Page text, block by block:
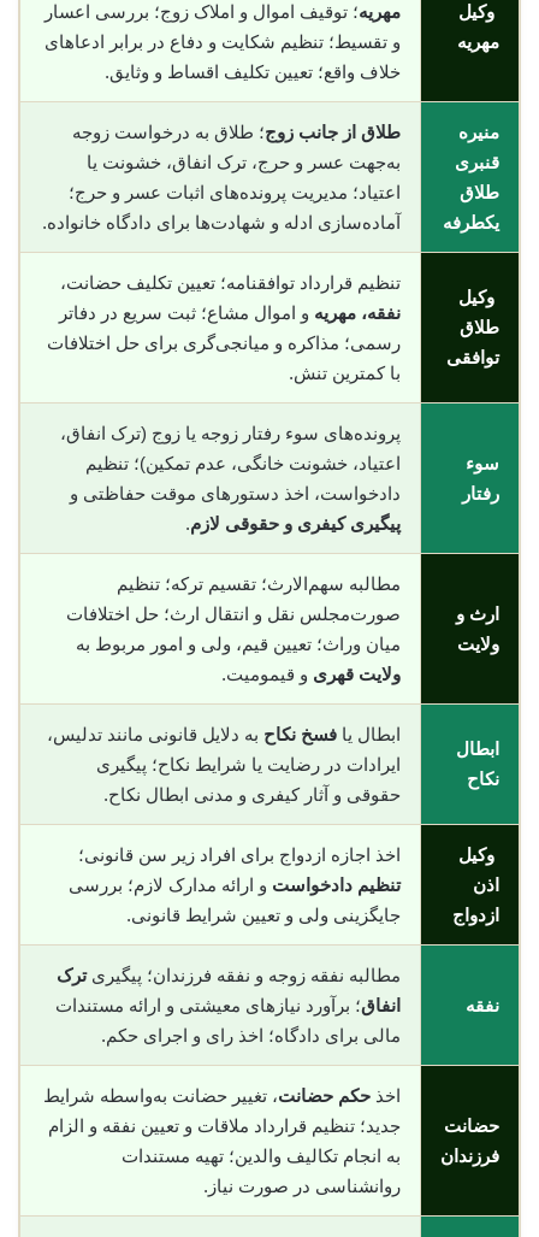
وکیل
مهریه
مهریه؛ توقیف اموال و املاک زوج؛ بررسی اعسار
و تقسیط؛ تنظیم شکایت و دفاع در برابر ادعاهای
خلاف واقع؛ تعیین تکلیف اقساط و وثایق.
منیره
قنبری
طلاق
یکطرفه
طلاق از جانب زوج؛ طلاق به درخواست زوجه
به‌جهت عسر و حرج، ترک انفاق، خشونت یا
اعتیاد؛ مدیریت پرونده‌های اثبات عسر و حرج؛
آماده‌سازی ادله و شهادت‌ها برای دادگاه خانواده.
وکیل
طلاق
توافقی
تنظیم قرارداد توافقنامه؛ تعیین تکلیف حضانت،
نفقه، مهریه و اموال مشاع؛ ثبت سریع در دفاتر
رسمی؛ مذاکره و میانجی‌گری برای حل اختلافات
با کمترین تنش.
سوء
رفتار
پرونده‌های سوء رفتار زوجه یا زوج (ترک انفاق،
اعتیاد، خشونت خانگی، عدم تمکین)؛ تنظیم
دادخواست، اخذ دستورهای موقت حفاظتی و
پیگیری کیفری و حقوقی لازم.
ارث و
ولایت
مطالبه سهم‌الارث؛ تقسیم ترکه؛ تنظیم
صورت‌مجلس نقل و انتقال ارث؛ حل اختلافات
میان وراث؛ تعیین قیم، ولی و امور مربوط به
ولایت قهری و قیمومیت.
ابطال
نکاح
ابطال یا فسخ نکاح به دلایل قانونی مانند تدلیس،
ایرادات در رضایت یا شرایط نکاح؛ پیگیری
حقوقی و آثار کیفری و مدنی ابطال نکاح.
وکیل
اذن
ازدواج
اخذ اجازه ازدواج برای افراد زیر سن قانونی؛
تنظیم دادخواست و ارائه مدارک لازم؛ بررسی
جایگزینی ولی و تعیین شرایط قانونی.
نفقه
مطالبه نفقه زوجه و نفقه فرزندان؛ پیگیریترک
انفاق؛ برآورد نیازهای معیشتی و ارائه مستندات
مالی برای دادگاه؛ اخذ رای و اجرای حکم.
حضانت
فرزندان
اخذ حکم حضانت، تغییر حضانت به‌واسطه شرایط
جدید؛ تنظیم قرارداد ملاقات و تعیین نفقه و الزام
به انجام تکالیف والدین؛ تهیه مستندات
روانشناسی در صورت نیاز.